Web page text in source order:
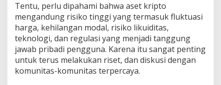
Tentu, perlu dipahami bahwa aset kripto
mengandung risiko tinggi yang termasuk fluktuasi
harga, kehilangan modal, risiko likuiditas,
teknologi, dan regulasi yang menjadi tanggung
jawab pribadi pengguna. Karena itu sangat penting
untuk terus melakukan riset, dan diskusi dengan
komunitas-komunitas terpercaya.